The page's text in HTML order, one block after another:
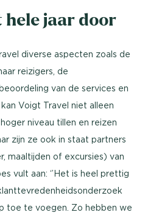
hele jaar door
diverse aspecten zoals de
reizigers, de
van de services en
Voigt Travel niet alleen
niveau tillen en reizen
zijn ze ook in staat partners
maaltijden of excursies) van
vult aan: ‘’Het is heel prettig
toe te voegen. Zo hebben we